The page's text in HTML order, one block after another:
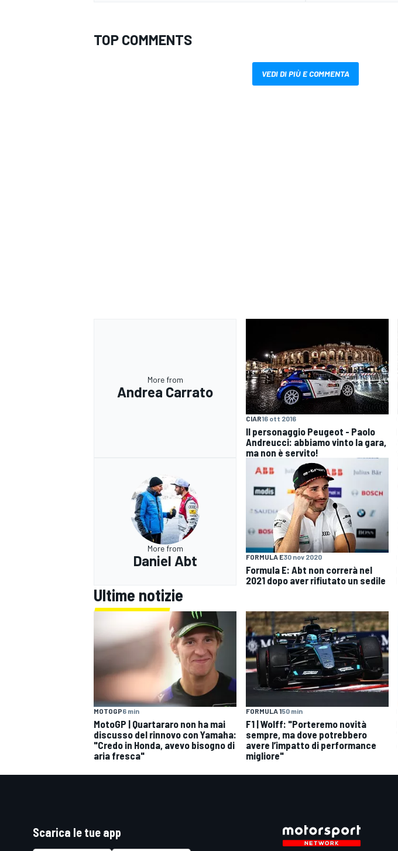
TOP COMMENTS
VEDI DI PIÙ E COMMENTA
More from
Andrea Carrato
CIAR16 ott 2016
Il personaggio Peugeot - Paolo
Andreucci: abbiamo vinto la gara,
ma non è servito!
More from
Daniel Abt FORMULA E30 nov 2020
Formula E: Abt non correrà nel
2021 dopo aver rifiutato un sedile
Ultime notizie
MOTOGP6 min
MotoGP | Quartararo non ha mai
discusso del rinnovo con Yamaha:
"Credo in Honda, avevo bisogno di
aria fresca"
FORMULA 150 min
F1 | Wolff: "Porteremo novità
sempre, ma dove potrebbero
avere l’impatto di performance
migliore"
Scarica le tue app